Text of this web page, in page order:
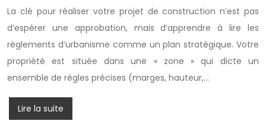
La clé pour réaliser votre projet de construction n’est pas
d’espérer une approbation, mais d’apprendre à lire les
règlements d’urbanisme comme un plan stratégique. Votre
propriété est située dans une « zone » qui dicte un
ensemble de règles précises (marges, hauteur,…
Lire la suite